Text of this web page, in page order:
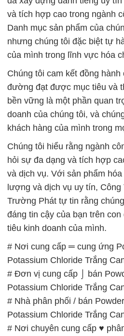
và tích hợp cao trong ngành
Danh mục sản phẩm của
nhưng chúng tôi đặc biệt tự
của mình trong lĩnh vực hóa
Chúng tôi cam kết đồng hành
đường đạt được mục tiêu và
bền vững là một phần quan
doanh của chúng tôi, và
khách hàng của mình trong
Chúng tôi hiểu rằng ngành
hỏi sự đa dạng và tích hợp
và dịch vụ. Với sản phẩm
lượng và dịch vụ uy tín,
Trường Phát tự tin rằng
đáng tin cậy của bạn trên
tiêu kinh doanh của mình.
# Nơi cung cấp ═ cung ứng
Potassium Chloride Trắng
# Đơn vị cung cấp ⌡ bán
Potassium Chloride Trắng
# Nhà phân phối / bán
Potassium Chloride Trắng
# Nơi chuyên cung cấp ♥